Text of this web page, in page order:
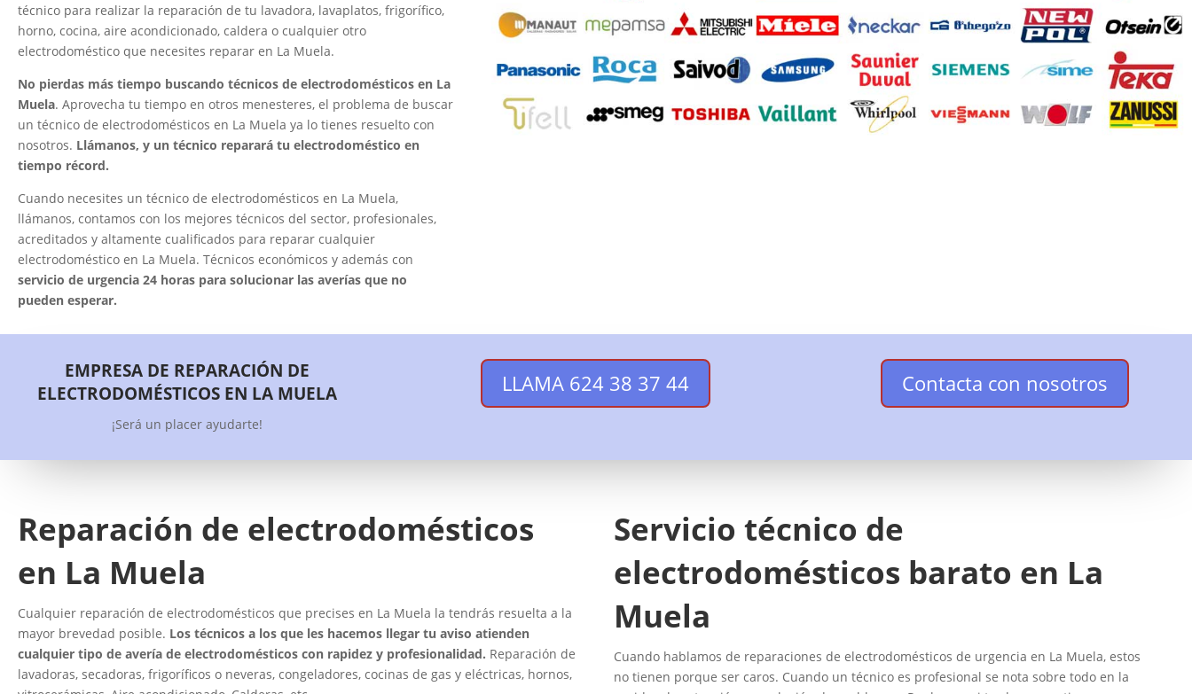
técnico para realizar la reparación de tu lavadora, lavaplatos, frigorífico,
horno, cocina, aire acondicionado, caldera o cualquier otro
electrodoméstico que necesites reparar en La Muela.
No pierdas más tiempo buscando técnicos de electrodomésticos en La
Muela. Aprovecha tu tiempo en otros menesteres, el problema de buscar
un técnico de electrodomésticos en La Muela ya lo tienes resuelto con
nosotros. Llámanos, y un técnico reparará tu electrodoméstico en
tiempo récord.
Cuando necesites un técnico de electrodomésticos en La Muela,
llámanos, contamos con los mejores técnicos del sector, profesionales,
acreditados y altamente cualificados para reparar cualquier
electrodoméstico en La Muela. Técnicos económicos y además con
servicio de urgencia 24 horas para solucionar las averías que no
pueden esperar.
EMPRESA DE REPARACIÓN DE
ELECTRODOMÉSTICOS EN LA MUELA
¡Será un placer ayudarte!
LLAMA 624 38 37 44 Contacta con nosotros
Reparación de electrodomésticos
en La Muela
Cualquier reparación de electrodomésticos que precises en La Muela la tendrás resuelta a la
mayor brevedad posible. Los técnicos a los que les hacemos llegar tu aviso atienden
cualquier tipo de avería de electrodomésticos con rapidez y profesionalidad. Reparación de
lavadoras, secadoras, frigoríficos o neveras, congeladores, cocinas de gas y eléctricas, hornos,
Servicio técnico de
electrodomésticos barato en La
Muela
Cuando hablamos de reparaciones de electrodomésticos de urgencia en La Muela, estos
no tienen porque ser caros. Cuando un técnico es profesional se nota sobre todo en la